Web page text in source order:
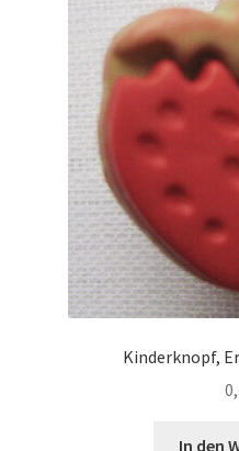
Kinderknopf,
In den